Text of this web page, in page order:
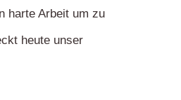
harte Arbeit um zu
heute unser